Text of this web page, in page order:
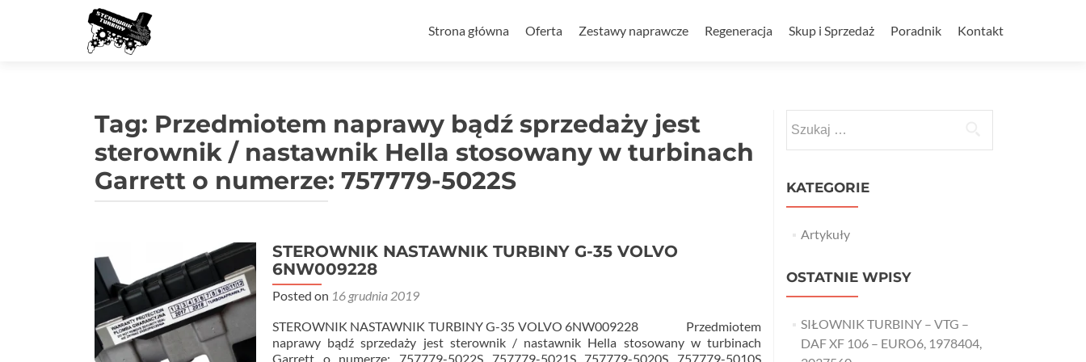
do
Strona główna Oferta Zestawy naprawcze Regeneracja Skup i Sprzedaż Poradnik Kontakt
Tag: Przedmiotem naprawy bądź sprzedaży jest
sterownik / nastawnik Hella stosowany w turbinach
Garrett o numerze: 757779-5022S
STEROWNIK NASTAWNIK TURBINY G-35 VOLVO
6NW009228
Posted on 16 grudnia 2019
STEROWNIK NASTAWNIK TURBINY G-35 VOLVO 6NW009228 Przedmiotem
naprawy bądź sprzedaży jest sterownik / nastawnik Hella stosowany w turbinach
Garrett o numerze: 757779-5022S 757779-5021S 757779-5020S 757779-5010S
KATEGORIE
Artykuły
OSTATNIE WPISY
SIŁOWNIK TURBINY – VTG –
DAF XF 106 – EURO6, 1978404,